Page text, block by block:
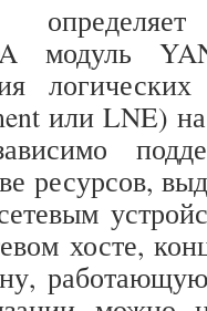
модуль
или LNE)
ресурсов,
хосте,